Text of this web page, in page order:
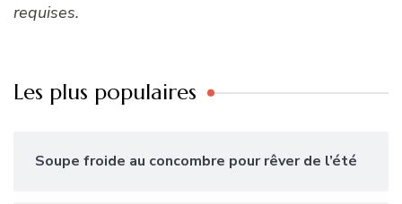
requises.
Les plus populaires
Soupe froide au concombre pour rêver de l’été